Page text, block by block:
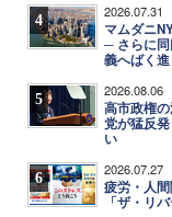
4 2026.07.31
マムダニ
─ さらに
義へばく進
5 2026.08.06
高市政権
党が猛反
い
6 2026.07.27
疲労・人
「ザ・リ